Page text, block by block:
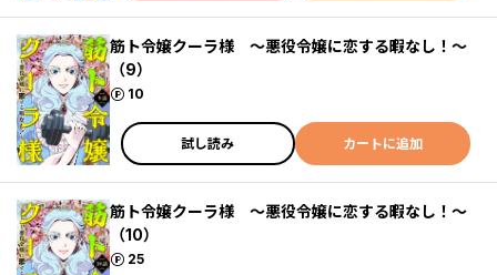
筋ト令嬢クーラ様 ～悪役令嬢に恋する暇なし！～
（9）
10
ポイント
試し読み カートに追加
筋ト令嬢クーラ様 ～悪役令嬢に恋する暇なし！～
（10）
25
ポイント